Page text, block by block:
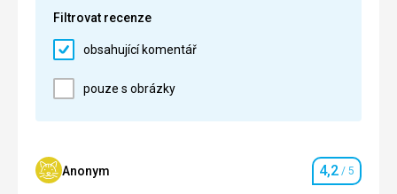
Cena
Pláž
Na pláž sa chodilo busom, nebolo to ďaleko,
Strava bola výborná, dalo sa vybrať a všetko chutilo
veľmi dobre.
Filtrovat recenze
obsahující komentář
pouze s obrázky
Anonym Hodnocení
4,2 / 5